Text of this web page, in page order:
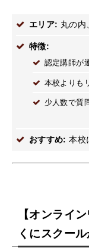
エリア: 丸の内
特徴:
認定講師が
本校よりも
少人数で質
おすすめ: 本校
【オンライ
くにスクー